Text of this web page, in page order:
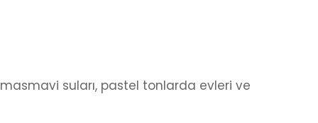
suları, pastel tonlarda evleri ve